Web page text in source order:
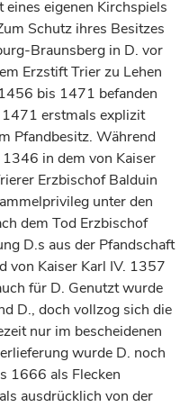
eigenen Kirchspiels
Schutz ihres Besitzes
Braunsberg in D. vor
ErzstiftTrierzu Lehen
bis 1471 befanden
erstmals explizit
Pfandbesitz. Während
in dem von Kaiser
ErzbischofBalduin
unter den
dem Tod Erzbischof
D.s aus der Pfandschaft
von Kaiser Karl IV. 1357
für D. Genutzt wurde
D., doch vollzog sich die
nur im bescheidenen
wurde D. noch
1666 als Flecken
ausdrücklich von der